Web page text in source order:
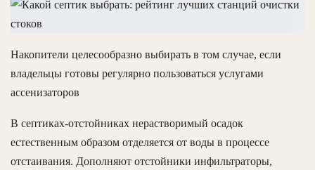
Накопители целесообразно выбирать в том случае, если
владельцы готовы регулярно пользоваться услугами
ассенизаторов
В септиках-отстойниках нерастворимый осадок
естественным образом отделяется от воды в процессе
отстаивания. Дополняют отстойники инфильтраторы,